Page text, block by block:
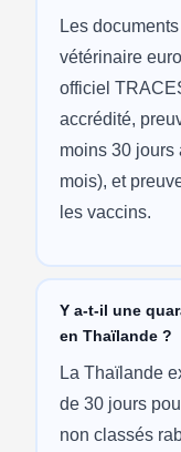
Les
vétérinaire
officiel
accrédité,
moins 30 jours
mois), et
les vaccins.
Y a-t-il une
en Thaïlande ?
La Thaïlande
de 30 jours
non classés